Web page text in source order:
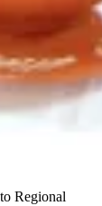
Regional